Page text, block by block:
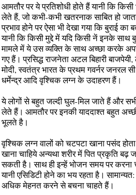
आमतौर पर ये प्रतिशोधी होते हैं यानी कि
लेते हैं, जो कभी-कभी खतरनाक साबित हो
प्रभाव होने पर ऐसा भी देखा गया कि बुराई
यानी कि किसी मुद्दे में यदि किसी नें इनके साथ
मामले में ये उस व्यक्ति के साथ अच्छा करके
गए हैं। प्रसिद्ध राजनेता अटल बिहारी
मोदी, स्वतंत्र भारत के प्रथम गवर्नर जनरल सी
धर्मेन्द्र आदि वृश्चिक लग्न के उदाहरण हैं।
ये लोगों से बहुत जल्दी घुल-मिल जाते हैं और
लेते हैं। आमतौर पर इनकी याददाश्त बहुत
भूलते है।
वृश्चिक लग्न वालों को चटपटा खाना पसंद
खाना चाहिये अन्यथा शरीर में पित प्रकृति बढ़
सकती है। साथ ही इन्हें भोजन समय पर करना
यानी एसिडिटी होने का भय रहता है।
अधिक मेहनत करने से बचना चाहते हैं।